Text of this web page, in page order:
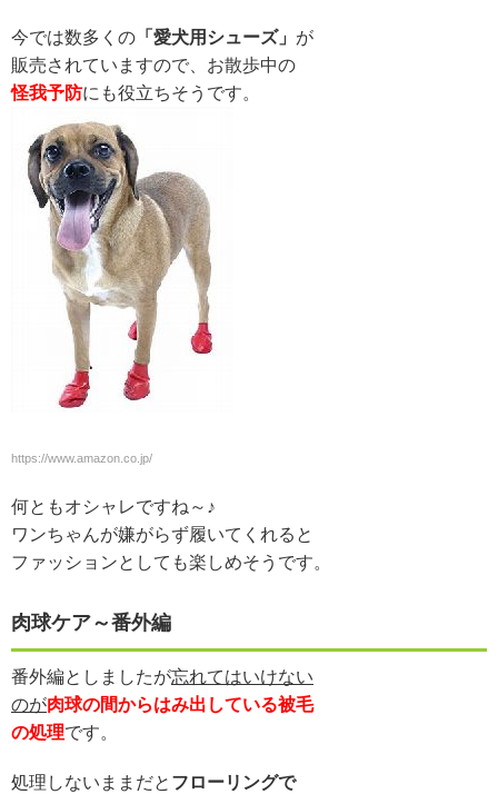
今では数多くの 「愛犬用シューズ」 が
販売されていますので、お散歩中の
怪我予防にも役立ちそうです。
https://www.amazon.co.jp/
何ともオシャレですね～♪
ワンちゃんが嫌がらず履いてくれると
ファッションとしても楽しめそうです。
肉球ケア～番外編
番外編としましたが忘れてはいけない
のが肉球の間からはみ出している被毛
の処理です。
処理しないままだと フローリングで